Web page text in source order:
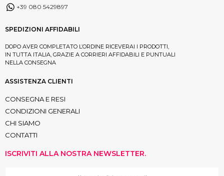
+39 080 5429897
SPEDIZIONI AFFIDABILI
DOPO AVER COMPLETATO L’ORDINE RICEVERAI I PRODOTTI,
IN TUTTA ITALIA, GRAZIE A CORRIERI AFFIDABILI E PUNTUALI
NELLA CONSEGNA
ASSISTENZA CLIENTI
CONSEGNA E RESI
CONDIZIONI GENERALI
CHI SIAMO
CONTATTI
ISCRIVITI ALLA NOSTRA NEWSLETTER.